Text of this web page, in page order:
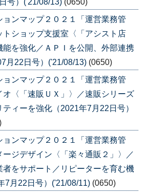
ョンマップ２０２１「運営業務管
ショップ支援室〈「アシスト店
能を強化／ＡＰＩを公開、外部連携
月22日号）('21/08/13) (0650)
ョンマップ２０２１「運営業務管
〈「速販ＵＸ」〉／速販シリーズ
ィーを強化（2021年7月22日号）
ョンマップ２０２１「運営業務管
ジデザイン〈「楽々通販２」〉／
者をサポート／リピーターを育む機
7月22日号）('21/08/11) (0650)